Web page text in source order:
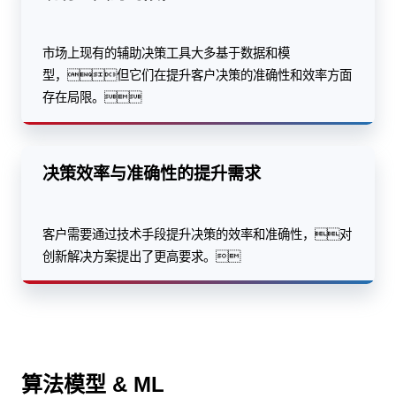
市场上现有的辅助决策工具大多基于数据和模
型，但它们在提升客户决策的准确性和效率方面
存在局限。
决策效率与准确性的提升需求
客户需要通过技术手段提升决策的效率和准确性，对
创新解决方案提出了更高要求。
算法模型 & ML